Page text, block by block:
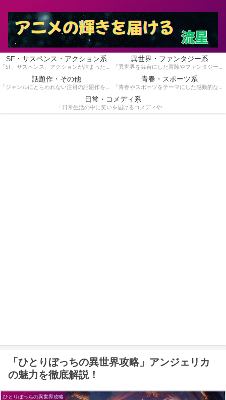
SF・サスペンス・アクション系 異世界・ファンタジー系
話題作・その他 青春・スポーツ系
日常・コメディ系
「ひとりぼっちの異世界攻略」アンジェリカ
の魅力を徹底解説！
ひとりぼっちの異世界攻略